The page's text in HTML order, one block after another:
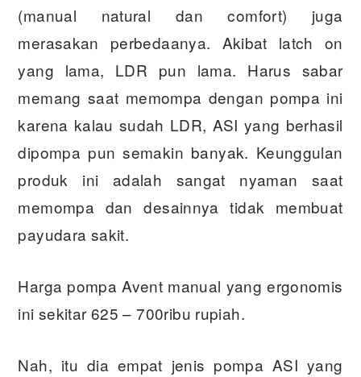
(manual natural dan comfort) juga
merasakan perbedaanya. Akibat latch on
yang lama, LDR pun lama. Harus sabar
memang saat memompa dengan pompa ini
karena kalau sudah LDR, ASI yang berhasil
dipompa pun semakin banyak. Keunggulan
produk ini adalah sangat nyaman saat
memompa dan desainnya tidak membuat
payudara sakit.
Harga pompa Avent manual yang ergonomis
ini sekitar 625 – 700ribu rupiah.
Nah, itu dia empat jenis pompa ASI yang